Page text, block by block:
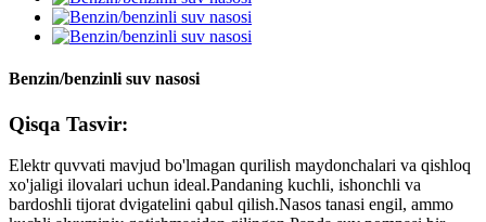
Benzin/benzinli suv nasosi
Qisqa Tasvir:
Elektr quvvati mavjud bo'lmagan qurilish maydonchalari va qishloq
xo'jaligi ilovalari uchun ideal.Pandaning kuchli, ishonchli va
bardoshli tijorat dvigatelini qabul qilish.Nasos tanasi engil, ammo